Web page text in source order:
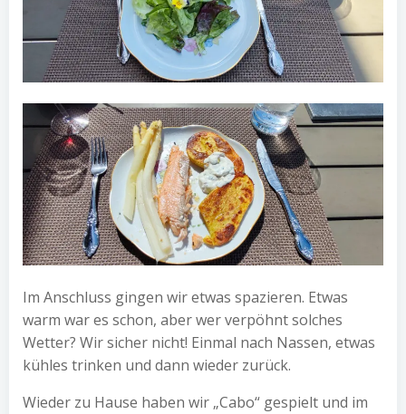
Im Anschluss gingen wir etwas spazieren. Etwas
warm war es schon, aber wer verpöhnt solches
Wetter? Wir sicher nicht! Einmal nach Nassen, etwas
kühles trinken und dann wieder zurück.
Wieder zu Hause haben wir „Cabo“ gespielt und im